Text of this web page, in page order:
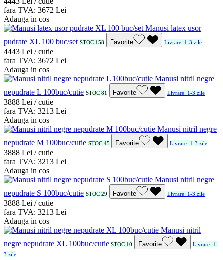
fara TVA: 3672 Lei
Adauga in cos
Manusi latex usor
pudrate XL 100 buc/set STOC 158 Favorite Livrare: 1-3 zile
4443 Lei / cutie
fara TVA: 3672 Lei
Adauga in cos
Manusi nitril negre
nepudrate L 100buc/cutie STOC 81 Favorite Livrare: 1-3 zile
3888 Lei / cutie
fara TVA: 3213 Lei
Adauga in cos
Manusi nitril negre
nepudrate M 100buc/cutie STOC 45 Favorite Livrare: 1-3 zile
3888 Lei / cutie
fara TVA: 3213 Lei
Adauga in cos
Manusi nitril negre
nepudrate S 100buc/cutie STOC 29 Favorite Livrare: 1-3 zile
3888 Lei / cutie
fara TVA: 3213 Lei
Adauga in cos
Manusi nitril
negre nepudrate XL 100buc/cutie STOC 10 Favorite
Livrare: 1-
3 zile